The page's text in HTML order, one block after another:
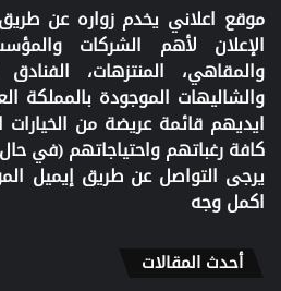
موقع اعلاني يخدم زواره عن
الإعلان لأهم الشركات
والمقاهي، المنتزهات، الفنادق
والشاليهات الموجودة بالمملكة
ايديهم قائمة عريضة من
كافة رغباتهم واحتياجاتهم (في
يرجى التواصل عن طريق إيميل
اكمل وجه
أحدث المقالات